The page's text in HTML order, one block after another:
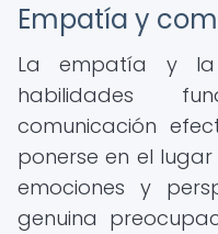
Empatía y
La empatía y la
habilidades
comunicación
ponerse en el
emociones y
genuina